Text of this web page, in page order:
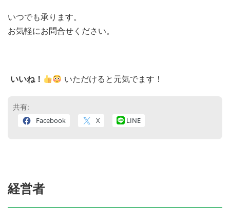
いつでも承ります。
お気軽にお問合せください。
いいね！ いただけると元気でます！
共有:
Facebook X LINE
経営者